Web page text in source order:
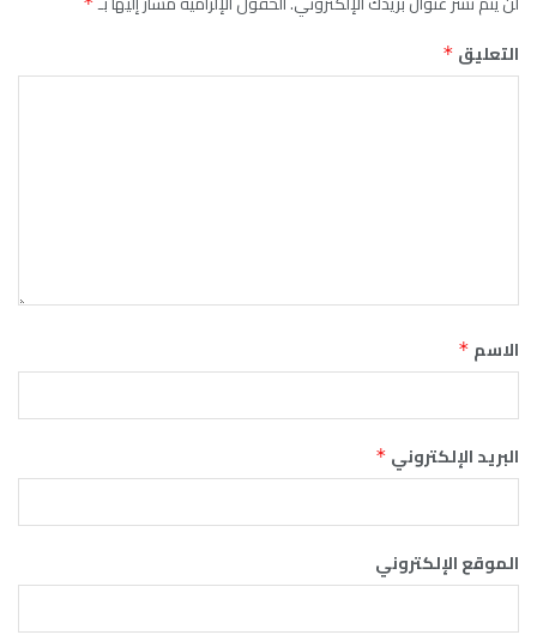
التعليق *
الاسم *
البريد الإلكتروني *
الموقع الإلكتروني